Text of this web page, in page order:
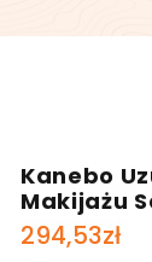
Kanebo
Makijażu
294,53zł